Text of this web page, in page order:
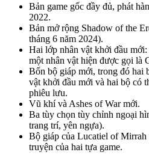
Bản game gốc đầy đủ, phát
2022.
Bản mở rộng Shadow of the
tháng 6 năm 2024).
Hai lớp nhân vật khởi đầu
một nhân vật hiện được gọi là
Bốn bộ giáp mới, trong đó hai
vật khởi đầu mới và hai bộ có
phiêu lưu.
Vũ khí và Ashes of War mới.
Ba tùy chọn tùy chỉnh ngoại
trang trí, yên ngựa).
Bộ giáp của Lucatiel of
truyện của hai tựa game.